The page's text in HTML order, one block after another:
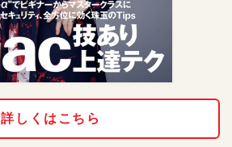
詳しくはこちら